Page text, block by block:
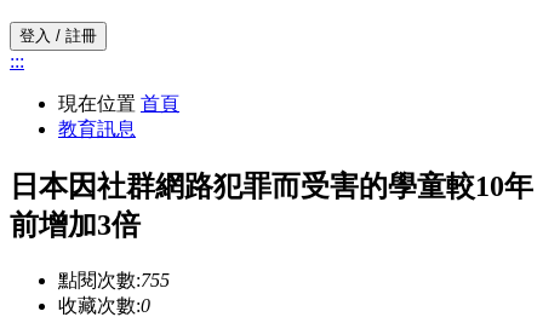
登入 / 註冊
:::
現在位置 首頁
教育訊息
日本因社群網路犯罪而受害的學童較10年
前增加3倍
點閱次數:755
收藏次數:0